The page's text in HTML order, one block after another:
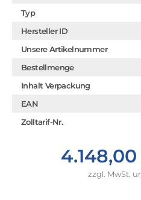
Typ
Hersteller ID
Unsere Artikelnummer
Bestellmenge
Inhalt Verpackung
EAN
Zolltarif-Nr.
zzgl. MwSt.